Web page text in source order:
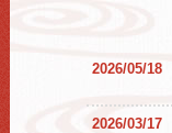
2026/05/18
2026/03/17